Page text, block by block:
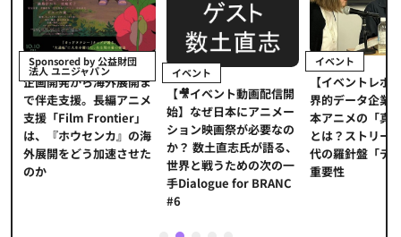
Sponsored by 公益財団
法人 ユニジャパン
企画開発から海外展開ま
で伴走支援。長編アニメ
支援「Film Frontier」
は、『ホウセンカ』の海
外展開をどう加速させた
のか
イベント
【🎥イベント動画配信開
始】なぜ日本にアニメー
ション映画祭が必要なの
か？ 数土直志氏が語る、
世界と戦うための次の一
手Dialogue for BRANC
#6
イベント
【イベントレポ
界的データ企業
本アニメの「真
とは？ストリー
代の羅針盤「デ
重要性